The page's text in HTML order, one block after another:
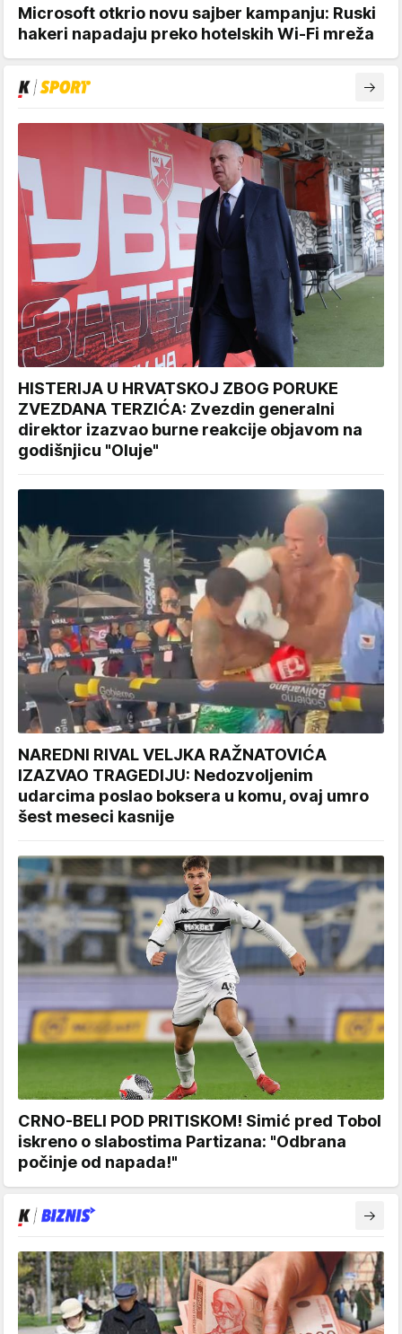
Microsoft otkrio novu sajber kampanju: Ruski
hakeri napadaju preko hotelskih Wi-Fi mreža
HISTERIJA U HRVATSKOJ ZBOG PORUKE
ZVEZDANA TERZIĆA: Zvezdin generalni
direktor izazvao burne reakcije objavom na
godišnjicu "Oluje"
NAREDNI RIVAL VELJKA RAŽNATOVIĆA
IZAZVAO TRAGEDIJU: Nedozvoljenim
udarcima poslao boksera u komu, ovaj umro
šest meseci kasnije
CRNO-BELI POD PRITISKOM! Simić pred Tobol
iskreno o slabostima Partizana: "Odbrana
počinje od napada!"